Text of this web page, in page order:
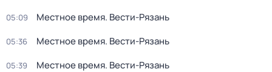
05:09 Местное время. Вести-Рязань
05:36 Местное время. Вести-Рязань
05:39 Местное время. Вести-Рязань